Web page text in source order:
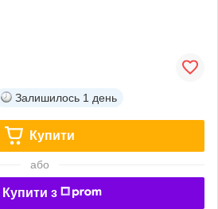
Залишилось 1 день
Купити
або
Купити з